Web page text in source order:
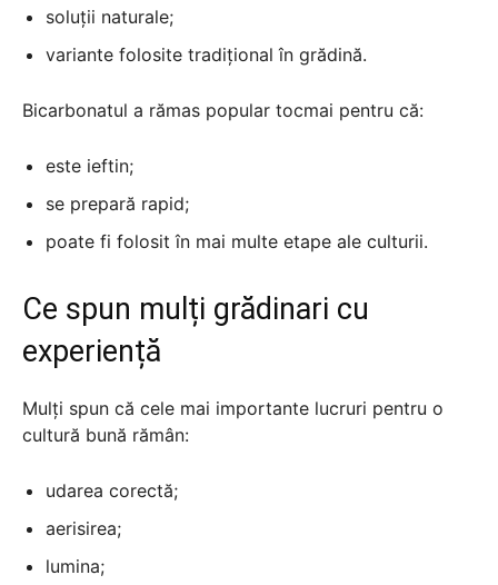
soluții naturale;
variante folosite tradițional în grădină.
Bicarbonatul a rămas popular tocmai pentru că:
este ieftin;
se prepară rapid;
poate fi folosit în mai multe etape ale culturii.
Ce spun mulți grădinari cu
experiență
Mulți spun că cele mai importante lucruri pentru o
cultură bună rămân:
udarea corectă;
aerisirea;
lumina;